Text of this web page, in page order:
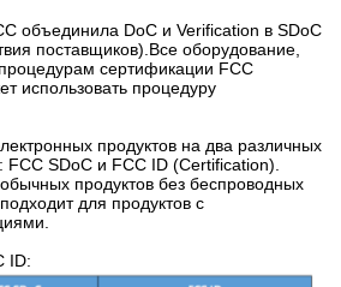
объединила DoC и Verification в SDoC
поставщиков).Все оборудование,
сертификации FCC
использовать процедуру
продуктов на два различных
FCC SDoC и FCC ID (Certification).
продуктов без беспроводных
для продуктов с
ID: